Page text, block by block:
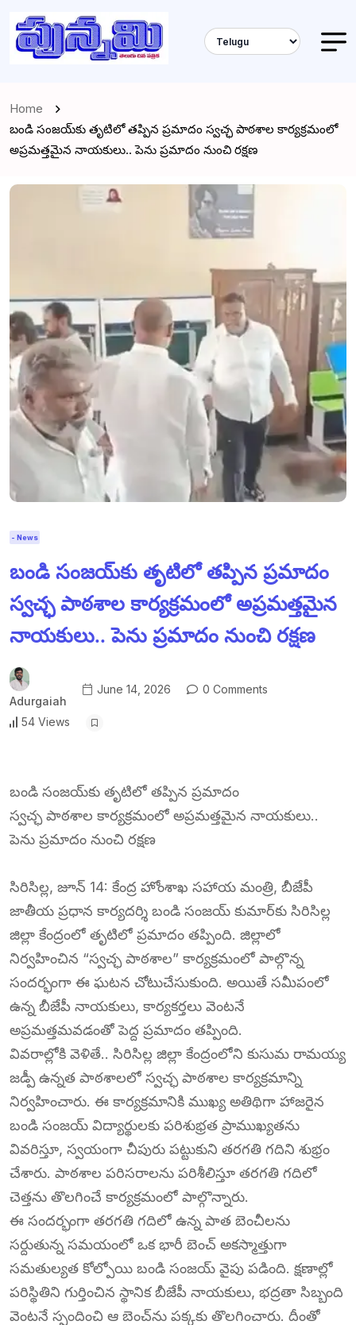
Home
బండి సంజయ్‌కు తృటిలో తప్పిన ప్రమాదం స్వచ్ఛ పాఠశాల కార్యక్రమంలో
అప్రమత్తమైన నాయకులు.. పెను ప్రమాదం నుంచి రక్షణ
- News
బండి సంజయ్‌కు తృటిలో తప్పిన ప్రమాదం
స్వచ్ఛ పాఠశాల కార్యక్రమంలో అప్రమత్తమైన
నాయకులు.. పెను ప్రమాదం నుంచి రక్షణ
Adurgaiah
June 14, 2026 0 Comments
54 Views
బండి సంజయ్‌కు తృటిలో తప్పిన ప్రమాదం
స్వచ్ఛ పాఠశాల కార్యక్రమంలో అప్రమత్తమైన నాయకులు..
పెను ప్రమాదం నుంచి రక్షణ
సిరిసిల్ల, జూన్ 14: కేంద్ర హోంశాఖ సహాయ మంత్రి, బీజేపీ
జాతీయ ప్రధాన కార్యదర్శి బండి సంజయ్ కుమార్‌కు సిరిసిల్ల
జిల్లా కేంద్రంలో తృటిలో ప్రమాదం తప్పింది. జిల్లాలో
నిర్వహించిన “స్వచ్ఛ పాఠశాల” కార్యక్రమంలో పాల్గొన్న
సందర్భంగా ఈ ఘటన చోటుచేసుకుంది. అయితే సమీపంలో
ఉన్న బీజేపీ నాయకులు, కార్యకర్తలు వెంటనే
అప్రమత్తమవడంతో పెద్ద ప్రమాదం తప్పింది.
వివరాల్లోకి వెళితే.. సిరిసిల్ల జిల్లా కేంద్రంలోని కుసుమ రామయ్య
జడ్పీ ఉన్నత పాఠశాలలో స్వచ్ఛ పాఠశాల కార్యక్రమాన్ని
నిర్వహించారు. ఈ కార్యక్రమానికి ముఖ్య అతిథిగా హాజరైన
బండి సంజయ్ విద్యార్థులకు పరిశుభ్రత ప్రాముఖ్యతను
వివరిస్తూ, స్వయంగా చీపురు పట్టుకుని తరగతి గదిని శుభ్రం
చేశారు. పాఠశాల పరిసరాలను పరిశీలిస్తూ తరగతి గదిలో
చెత్తను తొలగించే కార్యక్రమంలో పాల్గొన్నారు.
ఈ సందర్భంగా తరగతి గదిలో ఉన్న పాత బెంచీలను
సర్దుతున్న సమయంలో ఒక భారీ బెంచ్ అకస్మాత్తుగా
సమతుల్యత కోల్పోయి బండి సంజయ్ వైపు పడింది. క్షణాల్లో
పరిస్థితిని గుర్తించిన స్థానిక బీజేపీ నాయకులు, భద్రతా సిబ్బంది
వెంటనే స్పందించి ఆ బెంచ్‌ను పక్కకు తొలగించారు. దీంతో